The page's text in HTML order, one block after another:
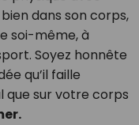
dans son corps,
soi-même, à
Soyez honnête
qu’il faille
sur votre corps